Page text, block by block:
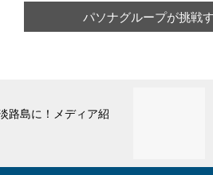
パソナグループが挑戦
淡路島在住＆勤務の方
30%OFF休日20%OFF